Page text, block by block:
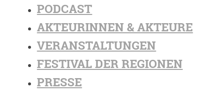
PODCAST
AKTEURINNEN & AKTEURE
VERANSTALTUNGEN
FESTIVAL DER REGIONEN
PRESSE